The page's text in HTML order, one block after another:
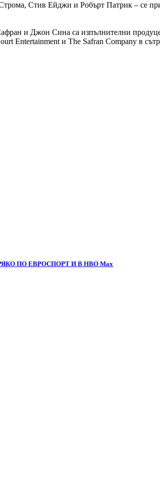
Стив Ейджи и Робърт Патрик – се
и Джон Сина са изпълнителни
Entertainment и The Safran Company в
ПО ЕВРОСПОРТ И В НВО Мах